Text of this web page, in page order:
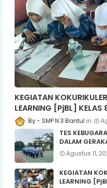
KEGIATAN
LEARNING [PjBL] KELAS
SMP N 3 Bantul
TES
DALAM
Agustus 11,
KEGIATAN
LEARNING